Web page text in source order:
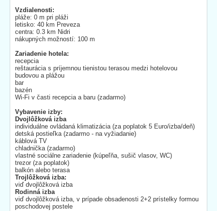
Vzdialenosti:
pláže: 0 m pri pláži
letisko: 40 km Preveza
centra: 0.3 km Nidri
nákupných možností: 100 m
Zariadenie hotela:
recepcia
reštaurácia s príjemnou tienistou terasou medzi hotelovou
budovou a plážou
bar
bazén
Wi-Fi v časti recepcia a baru (zadarmo)
Vybavenie izby:
Dvojlôžková izba
individuálne ovládaná klimatizácia (za poplatok 5 Euro/izba/deň)
detská postieľka (zadarmo - na vyžiadanie)
káblová TV
chladnička (zadarmo)
vlastné sociálne zariadenie (kúpeľňa, sušič vlasov, WC)
trezor (za poplatok)
balkón alebo terasa
Trojlôžková izba:
viď dvojlôžková izba
Rodinná izba
viď dvojlôžková izba, v prípade obsadenosti 2+2 prístelky formou
poschodovej postele